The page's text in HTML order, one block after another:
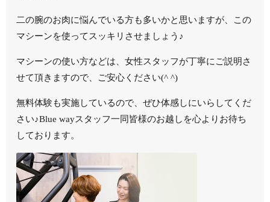
二の腕のお肉に悩んでいる方も多いかと思いますが、この
マシーンを使ってスッキリさせましょう♪
マシーンの使い方などは、女性スタッフが丁寧にご説明さ
せて頂きますので、ご安心ください(^ ^)
無料体験も実施しているので、ぜひ体感しにいらしてくだ
さい♪Blue wayスタッフ一同皆様のお越しを心よりお待ち
しております。